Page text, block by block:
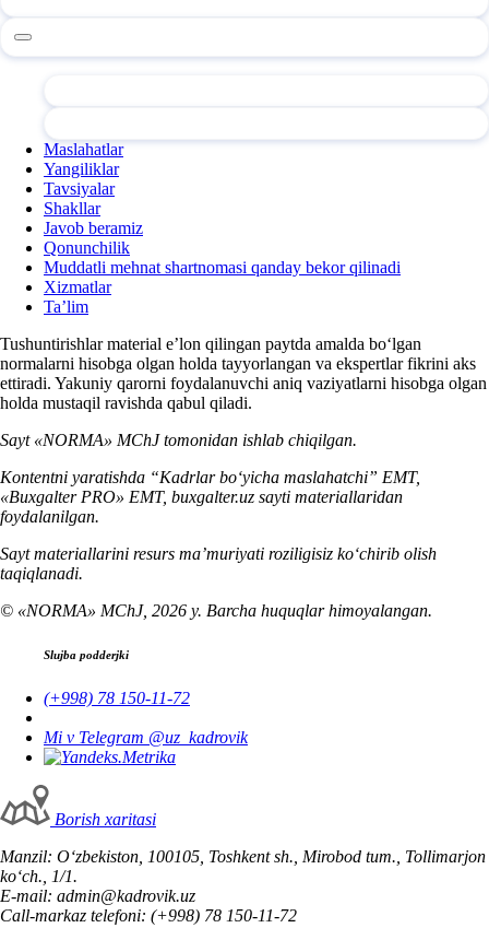
Maslahatlar
Yangiliklar
Tavsiyalar
Shakllar
Javob beramiz
Qonunchilik
Muddatli mehnat shartnomasi qanday bekor qilinadi
Xizmatlar
Ta’lim
Tushuntirishlar material e’lon qilingan paytda amalda boʻlgan
normalarni hisobga olgan holda tayyorlangan va ekspertlar fikrini aks
ettiradi. Yakuniy qarorni foydalanuvchi aniq vaziyatlarni hisobga olgan
holda mustaqil ravishda qabul qiladi.
Sayt «NORMA» MChJ tomonidan ishlab chiqilgan.
Kontentni yaratishda “Kadrlar boʻyicha maslahatchi” EMT,
«Buxgalter PRO» EMT, buxgalter.uz sayti materiallaridan
foydalanilgan.
Sayt materiallarini resurs ma’muriyati roziligisiz koʻchirib olish
taqiqlanadi.
© «NORMA» MChJ, 2026 y. Barcha huquqlar himoyalangan.
Slujba podderjki
(+998) 78 150-11-72
Mi v Telegram @uz_kadrovik
Borish хaritasi
Manzil: Oʻzbekiston, 100105, Toshkent sh., Mirobod tum., Tollimarjon
koʻch., 1/1.
E-mail: admin@kadrovik.uz
Call-markaz telefoni: (+998) 78 150-11-72